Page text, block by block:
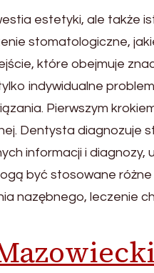
estetyki, ale
stomatologiczne,
które obejmuje
indywidualne
Pierwszym
Dentysta diagnozuje
informacji i diagnozy,
być stosowane
nazębnego, leczenie